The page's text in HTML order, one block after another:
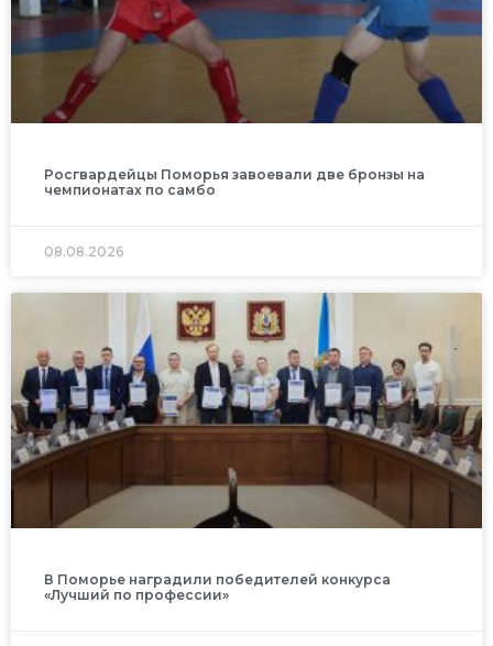
Росгвардейцы Поморья завоевали две бронзы на
чемпионатах по самбо
08.08.2026
В Поморье наградили победителей конкурса
«Лучший по профессии»